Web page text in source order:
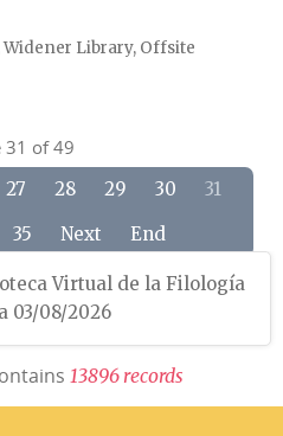
Library, Offsite
31 of 49
27 28 29 30
31
35 Next End
Virtual de la Filología
03/08/2026
13896 records